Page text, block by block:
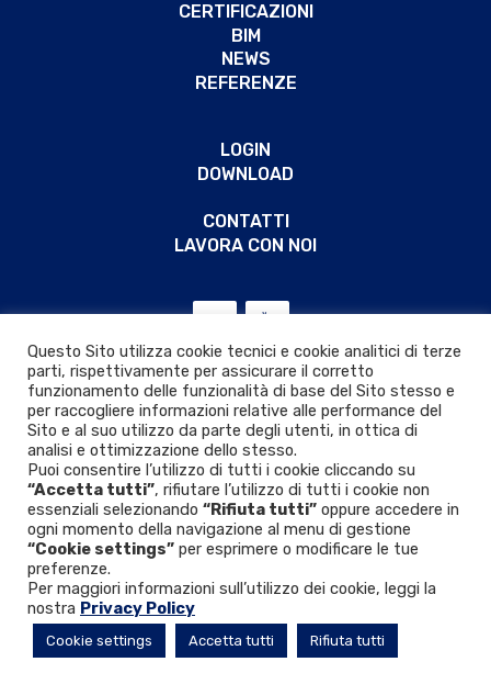
CERTIFICAZIONI
BIM
NEWS
REFERENZE
LOGIN
DOWNLOAD
CONTATTI
LAVORA CON NOI
Privacy & Cookie policy
© 2026 VIR VALVOINDUSTRIA ING. RIZZIO S.p.A.
Questo Sito utilizza cookie tecnici e cookie analitici di terze
parti, rispettivamente per assicurare il corretto
funzionamento delle funzionalità di base del Sito stesso e
per raccogliere informazioni relative alle performance del
Sito e al suo utilizzo da parte degli utenti, in ottica di
analisi e ottimizzazione dello stesso.
Puoi consentire l’utilizzo di tutti i cookie cliccando su
“Accetta tutti”, rifiutare l’utilizzo di tutti i cookie non
essenziali selezionando “Rifiuta tutti” oppure accedere in
ogni momento della navigazione al menu di gestione
“Cookie settings” per esprimere o modificare le tue
preferenze.
Per maggiori informazioni sull’utilizzo dei cookie, leggi la
nostra Privacy Policy
Cookie settings Accetta tutti Rifiuta tutti